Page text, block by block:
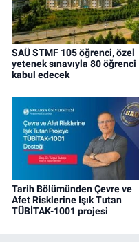
SAÜ STMF 105 öğrenci, özel
yetenek sınavıyla 80 öğrenci
kabul edecek
Tarih Bölümünden Çevre ve
Afet Risklerine Işık Tutan
TÜBİTAK-1001 projesi